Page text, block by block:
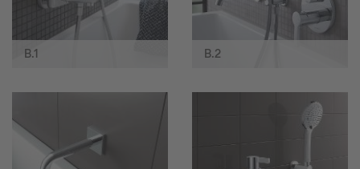
B.1 B.2